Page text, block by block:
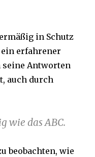
in Schutz
erfahrener
Antworten
auch durch
wie das ABC.
beobachten, wie